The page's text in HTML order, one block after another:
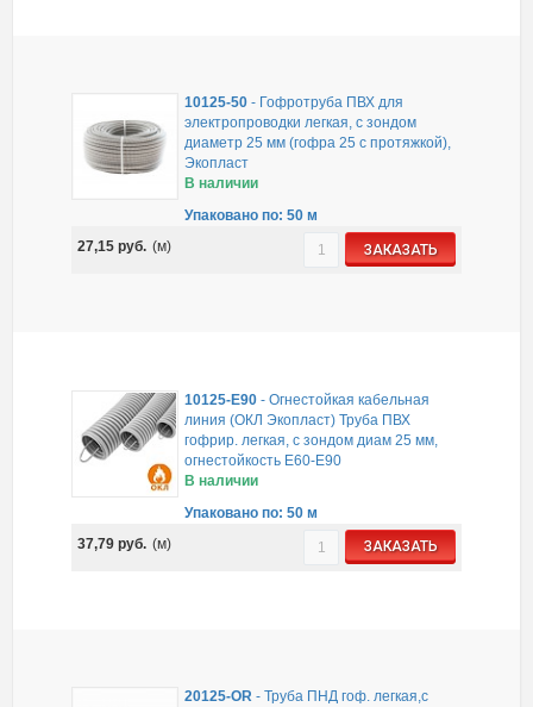
10125-50- Гофротруба ПВХ для
электропроводки легкая, с зондом
диаметр 25 мм (гофра 25 с протяжкой),
Экопласт
В наличии
Упаковано по: 50 м
27,15 руб. (м) ЗАКАЗАТЬ
10125-E90- Огнестойкая кабельная
линия (ОКЛ Экопласт) Труба ПВХ
гофрир. легкая, с зондом диам 25 мм,
огнестойкость E60-E90
В наличии
Упаковано по: 50 м
37,79 руб. (м) ЗАКАЗАТЬ
20125-OR- Труба ПНД гоф. легкая,с